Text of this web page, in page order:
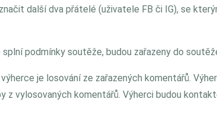
další dva přátelé (uživatele FB či IG), se
podmínky soutěže, budou zařazeny do
je losování ze zařazených komentářů.
z vylosovaných komentářů. Výherci budou